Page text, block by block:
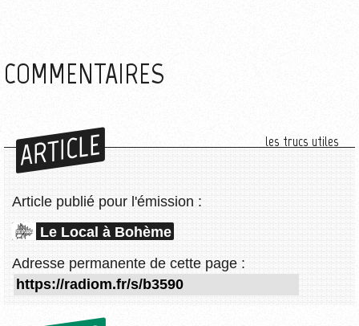
COMMENTAIRES
ARTICLE les trucs utiles
Article publié pour l'émission :
Le Local à Bohème
Adresse permanente de cette page :